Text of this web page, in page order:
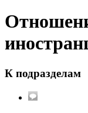
К подразделам